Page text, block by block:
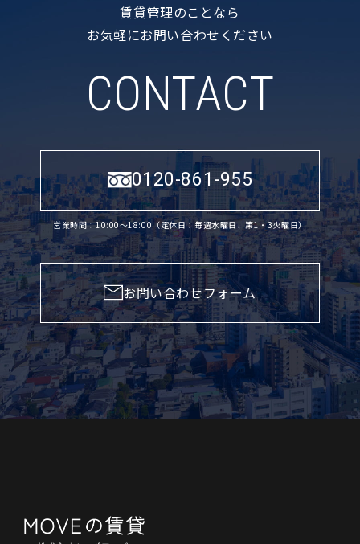
賃貸管理のことなら
お気軽にお問い合わせください
CONTACT
0120-861-955
営業時間：10:00〜18:00（定休日：毎週水曜日、第1・3火曜日）
お問い合わせフォーム